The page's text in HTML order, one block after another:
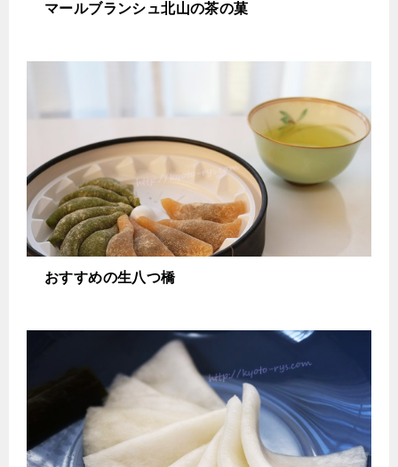
マールブランシュ北山の茶の菓
おすすめの生八つ橋